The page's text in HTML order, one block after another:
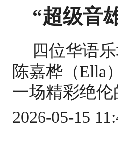
“超级音
四位华语
陈嘉桦（Ella
一场精彩绝伦
2026-05-15